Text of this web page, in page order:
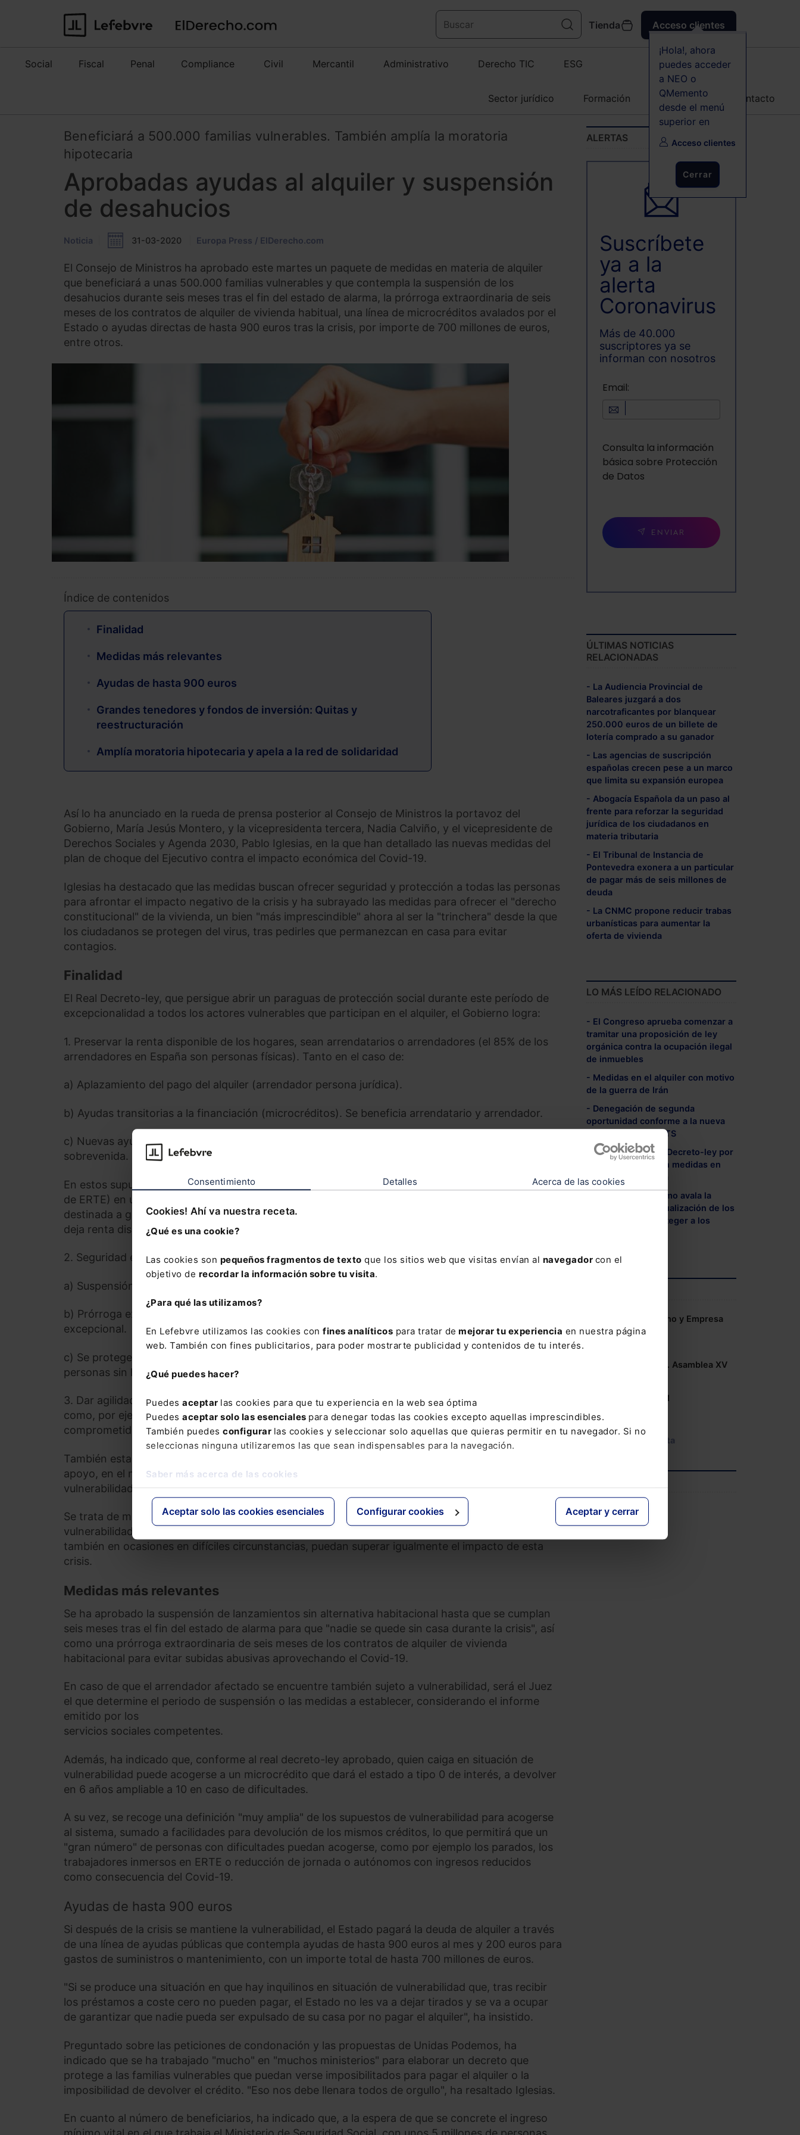
Consentimiento Detalles Acerca de las cookies
Cookies! Ahí va nuestra receta.
¿Qué es una cookie?
Las cookies son pequeños fragmentos de texto que los sitios web que visitas envían al navegador con el
objetivo de recordar la información sobre tu visita.
¿Para qué las utilizamos?
En Lefebvre utilizamos las cookies con fines analíticos para tratar de mejorar tu experiencia en nuestra página
web. También con fines publicitarios, para poder mostrarte publicidad y contenidos de tu interés.
¿Qué puedes hacer?
Puedes aceptar las cookies para que tu experiencia en la web sea óptima
Puedes aceptar solo las esenciales para denegar todas las cookies excepto aquellas imprescindibles.
También puedes configurar las cookies y seleccionar solo aquellas que quieras permitir en tu navegador. Si no
seleccionas ninguna utilizaremos las que sean indispensables para la navegación.
Saber más acerca de las cookies
Aceptar solo las cookies esenciales Configurar cookies Aceptar y cerrar
Tienda Acceso clientes
¡Hola!, ahora
puedes acceder
a NEO o
QMemento
desde el menú
superior en
Acceso clientes
Cerrar
Social Fiscal Penal Compliance Civil Mercantil Administrativo Derecho TIC ESG
Sector jurídico Formación Agenda Contacto
Beneficiará a 500.000 familias vulnerables. También amplía la moratoria
hipotecaria
Aprobadas ayudas al alquiler y suspensión
de desahucios
Noticia 31-03-2020 Europa Press / ElDerecho.com
El Consejo de Ministros ha aprobado este martes un paquete de medidas en materia de alquiler
que beneficiará a unas 500.000 familias vulnerables y que contempla la suspensión de los
desahucios durante seis meses tras el fin del estado de alarma, la prórroga extraordinaria de seis
meses de los contratos de alquiler de vivienda habitual, una línea de microcréditos avalados por el
Estado o ayudas directas de hasta 900 euros tras la crisis, por importe de 700 millones de euros,
entre otros.
Índice de contenidos
Finalidad
Medidas más relevantes
Ayudas de hasta 900 euros
Grandes tenedores y fondos de inversión: Quitas y
reestructuración
Amplía moratoria hipotecaria y apela a la red de solidaridad
Así lo ha anunciado en la rueda de prensa posterior al Consejo de Ministros la portavoz del
Gobierno, María Jesús Montero, y la vicepresidenta tercera, Nadia Calviño, y el vicepresidente de
Derechos Sociales y Agenda 2030, Pablo Iglesias, en la que han detallado las nuevas medidas del
plan de choque del Ejecutivo contra el impacto económica del Covid-19.
Iglesias ha destacado que las medidas buscan ofrecer seguridad y protección a todas las personas
para afrontar el impacto negativo de la crisis y ha subrayado las medidas para ofrecer el "derecho
constitucional" de la vivienda, un bien "más imprescindible" ahora al ser la "trinchera" desde la que
los ciudadanos se protegen del virus, tras pedirles que permanezcan en casa para evitar
contagios.
Finalidad
El Real Decreto-ley, que persigue abrir un paraguas de protección social durante este período de
excepcionalidad a todos los actores vulnerables que participan en el alquiler, el Gobierno logra:
1. Preservar la renta disponible de los hogares, sean arrendatarios o arrendadores (el 85% de los
arrendadores en España son personas físicas). Tanto en el caso de:
a) Aplazamiento del pago del alquiler (arrendador persona jurídica).
b) Ayudas transitorias a la financiación (microcréditos). Se beneficia arrendatario y arrendador.
c) Nuevas ayudas al alquiler del Plan Estatal de Vivienda para familias de vulnerabilidad económica
sobrevenida.
En estos supuestos, se está preservando la renta disponible de los hogares (junto con las ayudas
de ERTE) en un contexto de pérdidas de ingresos. Esta preservación de la renta disponible va
destinada a garantizar uno de los derechos básicos de los ciudadanos, la vivienda, al tiempo que
deja renta disponible suficiente para otras necesidades básicas de consumo.
2. Seguridad en un contexto de incertidumbre. Dar seguridad a los ciudadanos a través de:
a) Suspensión extraordinaria de los procedimientos de desahucio y de los lanzamientos.
b) Prórroga extraordinaria de los contratos de arrendamiento que venzan durante este período
excepcional.
c) Se protege a colectivos especialmente vulnerables como víctimas de violencia de género,
personas sin hogar y otras personas especialmente vulnerables.
3. Dar agilidad, en estos tiempos de urgencia y excepcionalidad, a la concesión de las ayudas,
como, por ejemplo, transferir con urgencia a CC.AA. y a las ciudades de Ceuta y Melilla fondos
comprometidos para este año relajando los condicionantes para ser liberados.
También establece nuevos instrumentos para que las Comunidades Autónomas, puedan dar
apoyo, en el marco del Plan Estatal de Vivienda, a los hogares afectados por estas situaciones de
vulnerabilidad social y económica sobrevenidas por el efecto de la pandemia.
Se trata de minimizar el impacto de esta situación y proteger a los inquilinos que queden en
vulnerabilidad, pero también articular aquellas actuaciones necesarias para que los propietarios,
también en ocasiones en difíciles circunstancias, puedan superar igualmente el impacto de esta
crisis.
Medidas más relevantes
Se ha aprobado la suspensión de lanzamientos sin alternativa habitacional hasta que se cumplan
seis meses tras el fin del estado de alarma para que "nadie se quede sin casa durante la crisis", así
como una prórroga extraordinaria de seis meses de los contratos de alquiler de vivienda
habitacional para evitar subidas abusivas aprovechando el Covid-19.
En caso de que el arrendador afectado se encuentre también sujeto a vulnerabilidad, será el Juez
el que determine el periodo de suspensión o las medidas a establecer, considerando el informe
emitido por los
servicios sociales competentes.
Además, ha indicado que, conforme al real decreto-ley aprobado, quien caiga en situación de
vulnerabilidad puede acogerse a un microcrédito que dará el estado a tipo 0 de interés, a devolver
en 6 años ampliable a 10 en caso de dificultades.
A su vez, se recoge una definición "muy amplia" de los supuestos de vulnerabilidad para acogerse
al sistema, sumado a facilidades para devolución de los mismos créditos, lo que permitirá que un
"gran número" de personas con dificultades puedan acogerse, como por ejemplo los parados, los
trabajadores inmersos en ERTE o reducción de jornada o autónomos con ingresos reducidos
como consecuencia del Covid-19.
Ayudas de hasta 900 euros
Si después de la crisis se mantiene la vulnerabilidad, el Estado pagará la deuda de alquiler a través
de una línea de ayudas públicas que contempla ayudas de hasta 900 euros al mes y 200 euros para
gastos de suministros o mantenimiento, con un importe total de hasta 700 millones de euros.
"Si se produce una situación en que hay inquilinos en situación de vulnerabilidad que, tras recibir
los préstamos a coste cero no pueden pagar, el Estado no les va a dejar tirados y se va a ocupar
de garantizar que nadie pueda ser expulsado de su casa por no pagar el alquiler", ha insistido.
Preguntado sobre las peticiones de condonación y las propuestas de Unidas Podemos, ha
indicado que se ha trabajado "mucho" en "muchos ministerios" para elaborar un decreto que
protege a las familias vulnerables que puedan verse imposibilitados para pagar el alquiler o la
imposibilidad de devolver el crédito. "Eso nos debe llenara todos de orgullo", ha resaltado Iglesias.
En cuanto al número de beneficiarios, ha indicado que, a la espera de que se concrete el ingreso
ALERTAS
Suscríbete
ya a la
alerta
Coronavirus
Más de 40.000
suscriptores ya se
informan con nosotros
Email:
Consulta la información
básica sobre Protección
de Datos
ENVIAR
ÚLTIMAS NOTICIAS
RELACIONADAS
- La Audiencia Provincial de
Baleares juzgará a dos
narcotraficantes por blanquear
250.000 euros de un billete de
lotería comprado a su ganador
- Las agencias de suscripción
españolas crecen pese a un marco
que limita su expansión europea
- Abogacía Española da un paso al
frente para reforzar la seguridad
jurídica de los ciudadanos en
materia tributaria
- El Tribunal de Instancia de
Pontevedra exonera a un particular
de pagar más de seis millones de
deuda
- La CNMC propone reducir trabas
urbanísticas para aumentar la
oferta de vivienda
LO MÁS LEÍDO RELACIONADO
- El Congreso aprueba comenzar a
tramitar una proposición de ley
orgánica contra la ocupación ilegal
de inmuebles
- Medidas en el alquiler con motivo
de la guerra de Irán
- Denegación de segunda
oportunidad conforme a la nueva
jurisprudencia del TS
- Aprobado el Real Decreto-ley por
el que se prorrogan medidas en
materia de vivienda
- El Tribunal Supremo avala la
limitación de la actualización de los
alquileres para proteger a los
Congreso IA Derecho y Empresa
2026 de Lefebvre
Congreso COSITAL. Asamblea XV
V Congreso AECEM
12-05-2026
Ver agenda completa
Saber más